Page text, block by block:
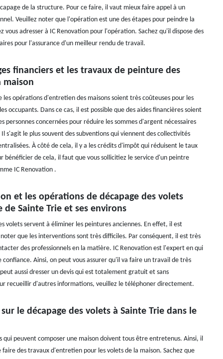
de la structure. Pour ce faire, il vaut mieux faire appel à un
Veuillez noter que l'opération est une des étapes pour peindre la
vous adresser à IC Renovation pour l'opération. Sachez qu'il dispose des
pour l'assurance d'un meilleur rendu de travail.
financiers et les travaux de peinture des
maison
les opérations d'entretien des maisons soient très coûteuses pour les
occupants. Dans ce cas, il est possible que des aides financières soient
personnes concernées pour réduire les sommes d'argent nécessaires
s'agit le plus souvent des subventions qui viennent des collectivités
À côté de cela, il y a les crédits d'impôt qui réduisent le taux
bénéficier de cela, il faut que vous sollicitiez le service d'un peintre
IC Renovation .
et les opérations de décapage des volets
de Sainte Trie et ses environs
volets servent à éliminer les peintures anciennes. En effet, il est
que les interventions sont très difficiles. Par conséquent, il est très
des professionnels en la matière. IC Renovation est l'expert en qui
confiance. Ainsi, on peut vous assurer qu'il va faire un travail de très
aussi dresser un devis qui est totalement gratuit et sans
recueillir d'autres informations, veuillez le téléphoner directement.
le décapage des volets à Sainte Trie dans le
qui peuvent composer une maison doivent tous être entretenus. Ainsi, il
des travaux d'entretien pour les volets de la maison. Sachez que